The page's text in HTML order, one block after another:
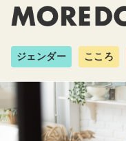
ジェンダー こころ